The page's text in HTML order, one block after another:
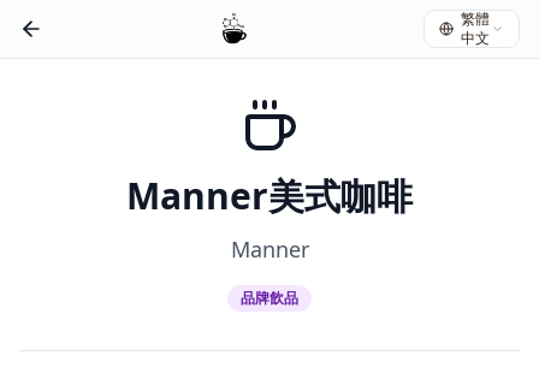
繁體
中文
Manner美式咖啡
Manner
品牌飲品